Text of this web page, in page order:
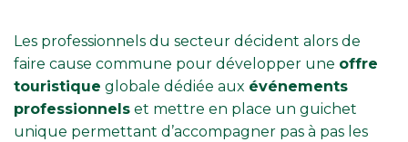
Les professionnels du secteur décident alors de
faire cause commune pour développer une offre
touristique globale dédiée aux événements
professionnels et mettre en place un guichet
unique permettant d’accompagner pas à pas les